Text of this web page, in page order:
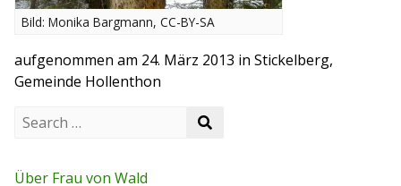
Bild: Monika Bargmann, CC-BY-SA
aufgenommen am 24. März 2013 in Stickelberg,
Gemeinde Hollenthon
c
Über Frau von Wald